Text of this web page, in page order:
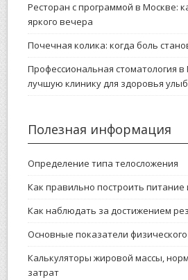
Ресторан с программой в Москве:
яркого вечера
Почечная колика: когда боль
Профессиональная стоматология
лучшую клинику для здоровья
Полезная информация
Определение типа телосложения
Как правильно построить
Как наблюдать за достижением
Основные показатели
Калькуляторы жировой массы,
затрат